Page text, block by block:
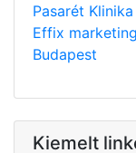
Pasarét
Effix
Budapest
Kiemelt